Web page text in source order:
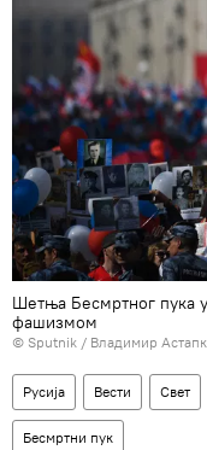
Шетња Бесмртног пука
фашизмом
© Sputnik / Владимир
Русија Вести Свет
Бесмртни пук